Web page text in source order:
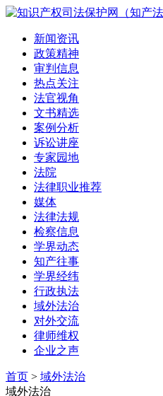
新闻资讯
政策精神
审判信息
热点关注
法官视角
文书精选
案例分析
诉讼讲座
专家园地
法院
法律职业推荐
媒体
法律法规
检察信息
学界动态
知产往事
学界经纬
行政执法
域外法治
对外交流
律师维权
企业之声
首页 > 域外法治
域外法治